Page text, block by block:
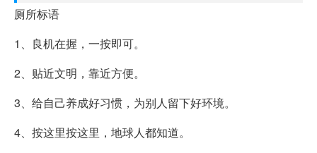
厕所标语
1、良机在握，一按即可。
2、贴近文明，靠近方便。
3、给自己养成好习惯，为别人留下好环境。
4、按这里按这里，地球人都知道。